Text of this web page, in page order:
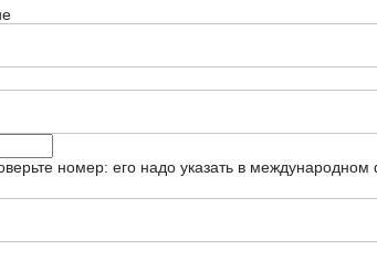
номер: его надо указать в